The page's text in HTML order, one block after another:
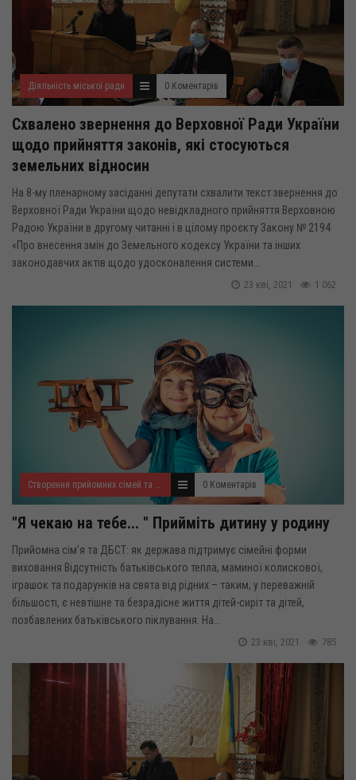
Діяльність міської ради 0 Коментарів
Схвалено звернення до Верховної Ради України
щодо прийняття законів, які стосуються
земельних відносин
На 8-му пленарному засіданні депутати схвалити текст звернення до
Верховної Ради України щодо невідкладного прийняття Верховною
Радою України в другому читанні і в цілому проєкту Закону № 2194
«Про внесення змін до Земельного кодексу України та інших
законодавчих актів щодо удосконалення системи...
1 062
23 кві, 2021
Створення прийомних сімей та дитячих будинків сімейного типу 0 Коментарів
"Я чекаю на тебе... " Прийміть дитину у родину
Прийомна сім’я та ДБСТ: як держава підтримує сімейні форми
виховання Відсутність батьківського тепла, маминої колискової,
іграшок та подарунків на свята від рідних – таким, у переважній
більшості, є невтішне та безрадісне життя дітей-сиріт та дітей,
позбавлених батьківського піклування. На...
785
23 кві, 2021